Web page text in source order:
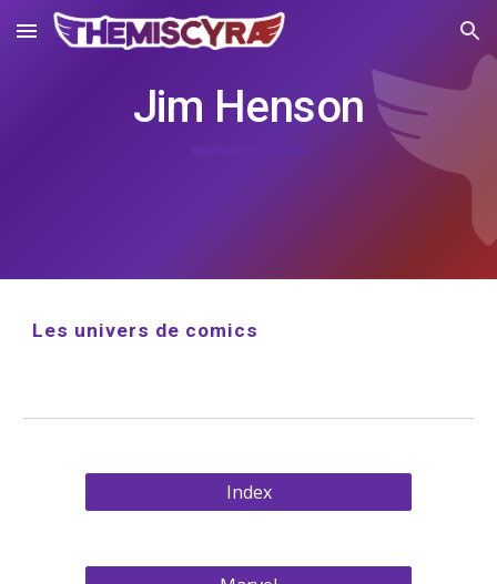
Skip to main content Skip to navigation
Jim Henson
Les univers de comics
Index